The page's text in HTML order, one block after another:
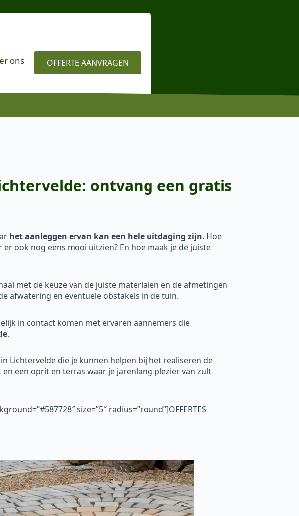
ons OFFERTE AANVRAGEN
ontvang een gratis
het aanleggen ervan kan een hele uitdaging zijn. Hoe
ook nog eens mooi uitzien? En hoe maak je de juiste
met de keuze van de juiste materialen en de afmetingen
afwatering en eventuele obstakels in de tuin.
in contact komen met ervaren aannemers die
.
Lichtervelde die je kunnen helpen bij het realiseren de
een oprit en terras waar je jarenlang plezier van zult
size=”5″ radius=”round”]OFFERTES